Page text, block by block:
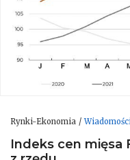
Rynki-Ekonomia Wiadomości
Indeks cen mięsa